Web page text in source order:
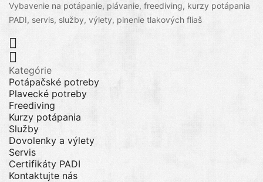
Vybavenie na potápanie, plávanie, freediving, kurzy potápania
PADI, servis, služby, výlety, plnenie tlakových fliaš


Kategórie
Potápačské potreby
Plavecké potreby
Freediving
Kurzy potápania
Služby
Dovolenky a výlety
Servis
Certifikáty PADI
Kontaktujte nás